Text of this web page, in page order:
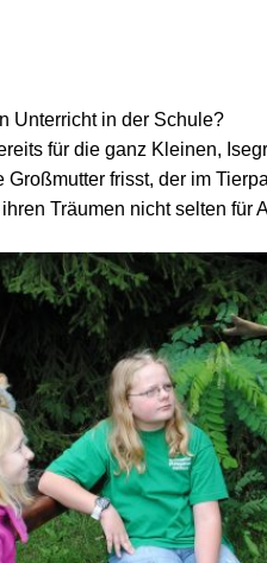
Unterricht in der Schule?
für die ganz Kleinen,
frisst, der im
Träumen nicht selten für